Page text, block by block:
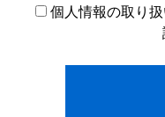
個人情報の取り